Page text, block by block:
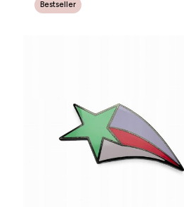
Bestseller